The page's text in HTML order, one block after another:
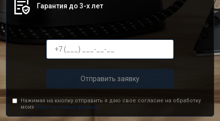
Гарантия до 3-х лет
Отправить заявку
Нажимая на кнопку отправить я даю свое согласие на обработку
моих персональных данных.